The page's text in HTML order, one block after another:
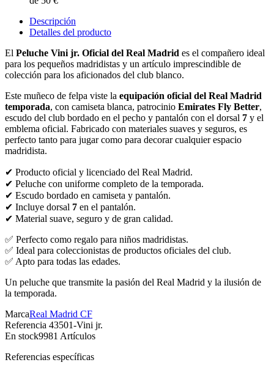
Descripción
Detalles del producto
El Peluche Vini jr. Oficial del Real Madrid es el compañero ideal
para los pequeños madridistas y un artículo imprescindible de
colección para los aficionados del club blanco.
Este muñeco de felpa viste la equipación oficial del Real Madrid
temporada, con camiseta blanca, patrocinio Emirates Fly Better,
escudo del club bordado en el pecho y pantalón con el dorsal 7 y el
emblema oficial. Fabricado con materiales suaves y seguros, es
perfecto tanto para jugar como para decorar cualquier espacio
madridista.
✔ Producto oficial y licenciado del Real Madrid.
✔ Peluche con uniforme completo de la temporada.
✔ Escudo bordado en camiseta y pantalón.
✔ Incluye dorsal 7 en el pantalón.
✔ Material suave, seguro y de gran calidad.
✅ Perfecto como regalo para niños madridistas.
✅ Ideal para coleccionistas de productos oficiales del club.
✅ Apto para todas las edades.
Un peluche que transmite la pasión del Real Madrid y la ilusión de
la temporada.
MarcaReal Madrid CF
Referencia 43501-Vini jr.
En stock9981 Artículos
Referencias específicas